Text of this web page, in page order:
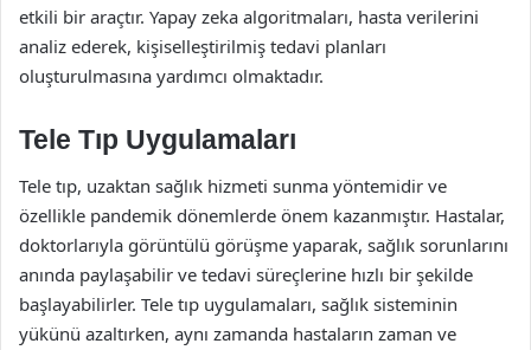
etkili bir araçtır. Yapay zeka algoritmaları, hasta verilerini
analiz ederek, kişiselleştirilmiş tedavi planları
oluşturulmasına yardımcı olmaktadır.
Tele Tıp Uygulamaları
Tele tıp, uzaktan sağlık hizmeti sunma yöntemidir ve
özellikle pandemik dönemlerde önem kazanmıştır. Hastalar,
doktorlarıyla görüntülü görüşme yaparak, sağlık sorunlarını
anında paylaşabilir ve tedavi süreçlerine hızlı bir şekilde
başlayabilirler. Tele tıp uygulamaları, sağlık sisteminin
yükünü azaltırken, aynı zamanda hastaların zaman ve